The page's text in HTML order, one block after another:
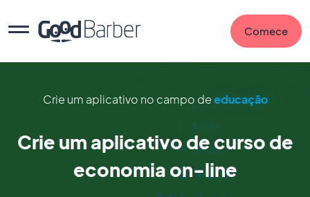
Comece
Crie um aplicativo no campo deeducação
Crie um aplicativo de curso de
economia on-line